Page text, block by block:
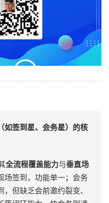
如签到星、会务星）的核
全流程覆盖能力与垂直场
场签到，功能单一；会务
但缺乏会前邀约裂变、